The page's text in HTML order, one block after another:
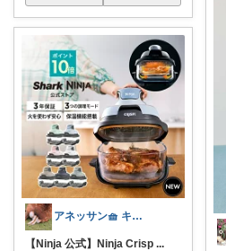
アネッサン🧺 キッチンと暮らしの実用品
【Ninja 公式】Ninja Crisp ...